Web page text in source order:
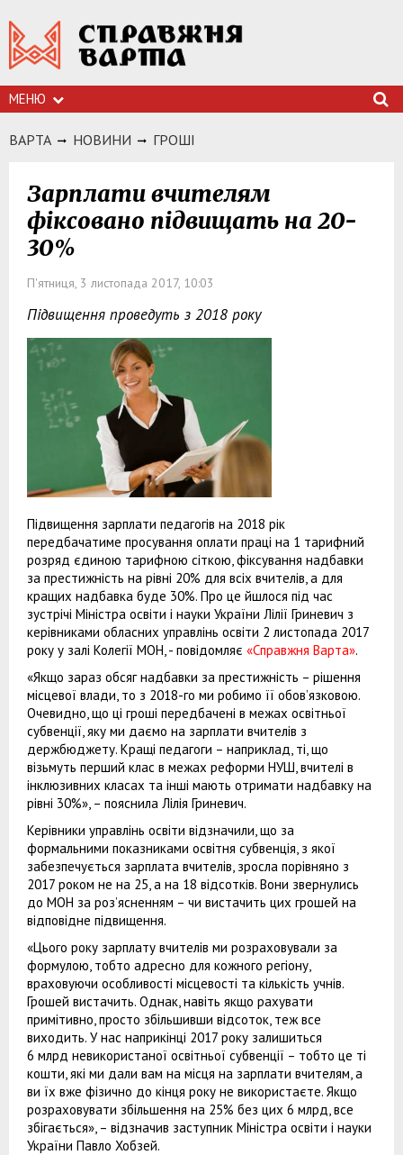
МЕНЮ
ВАРТА НОВИНИ ГРОШI
Зарплати вчителям
фіксовано підвищать на 20-
30%
П'ятниця, 3 листопада 2017, 10:03
Підвищення проведуть з 2018 року
Підвищення зарплати педагогів на 2018 рік
передбачатиме просування оплати праці на 1 тарифний
розряд єдиною тарифною сіткою, фіксування надбавки
за престижність на рівні 20% для всіх вчителів, а для
кращих надбавка буде 30%. Про це йшлося під час
зустрічі Міністра освіти і науки України Лілії Гриневич з
керівниками обласних управлінь освіти 2 листопада 2017
року у залі Колегії МОН, - повідомляє «Справжня Варта».
«Якщо зараз обсяг надбавки за престижність – рішення
місцевої влади, то з 2018-го ми робимо її обов’язковою.
Очевидно, що ці гроші передбачені в межах освітньої
субвенції, яку ми даємо на зарплати вчителів з
держбюджету. Кращі педагоги – наприклад, ті, що
візьмуть перший клас в межах реформи НУШ, вчителі в
інклюзивних класах та інші мають отримати надбавку на
рівні 30%», – пояснила Лілія Гриневич.
Керівники управлінь освіти відзначили, що за
формальними показниками освітня субвенція, з якої
забезпечується зарплата вчителів, зросла порівняно з
2017 роком не на 25, а на 18 відсотків. Вони звернулись
до МОН за роз’ясненням – чи вистачить цих грошей на
відповідне підвищення.
«Цього року зарплату вчителів ми розраховували за
формулою, тобто адресно для кожного регіону,
враховуючи особливості місцевості та кількість учнів.
Грошей вистачить. Однак, навіть якщо рахувати
примітивно, просто збільшивши відсоток, теж все
виходить. У нас наприкінці 2017 року залишиться
6 млрд невикористаної освітньої субвенції – тобто це ті
кошти, які ми дали вам на місця на зарплати вчителям, а
ви їх вже фізично до кінця року не використаєте. Якщо
розраховувати збільшення на 25% без цих 6 млрд, все
збігається», – відзначив заступник Міністра освіти і науки
України Павло Хобзей.